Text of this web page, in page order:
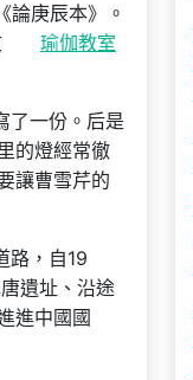
論庚辰本》。
瑜伽教室
了一份。后是
的燈經常徹
讓曹雪芹的
路，自19
遺址、沿途
進中國國